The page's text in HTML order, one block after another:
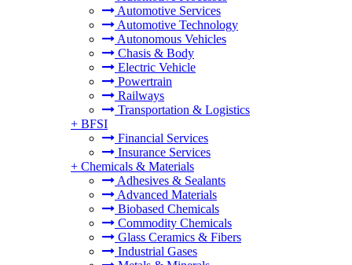
Automotive Services
Automotive Technology
Autonomous Vehicles
Chasis & Body
Electric Vehicle
Powertrain
Railways
Transportation & Logistics
+ BFSI
Financial Services
Insurance Services
+ Chemicals & Materials
Adhesives & Sealants
Advanced Materials
Biobased Chemicals
Commodity Chemicals
Glass Ceramics & Fibers
Industrial Gases